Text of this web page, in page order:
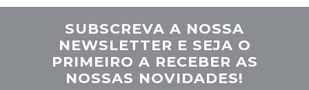
SUBSCREVA A NOSSA
NEWSLETTER E SEJA O
PRIMEIRO A RECEBER AS
NOSSAS NOVIDADES!